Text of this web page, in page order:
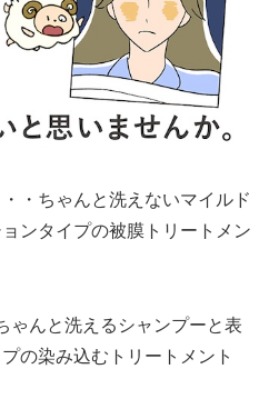
・ちゃんと洗えないマイルド
ンタイプの被膜トリートメン
ゃんと洗えるシャンプーと表
の染み込むトリートメント